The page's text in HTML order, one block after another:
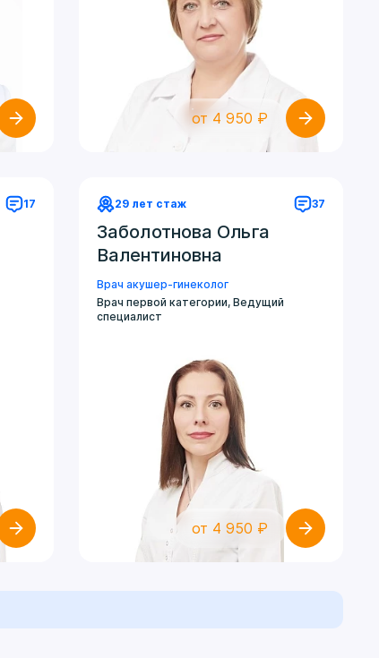
от 4 950 ₽
17 29 лет стаж 37
Заболотнова Ольга
Валентиновна
Врач акушер-гинеколог
Врач первой категории, Ведущий
специалист
от 4 950 ₽